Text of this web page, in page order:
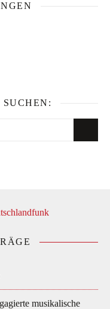
musikalische